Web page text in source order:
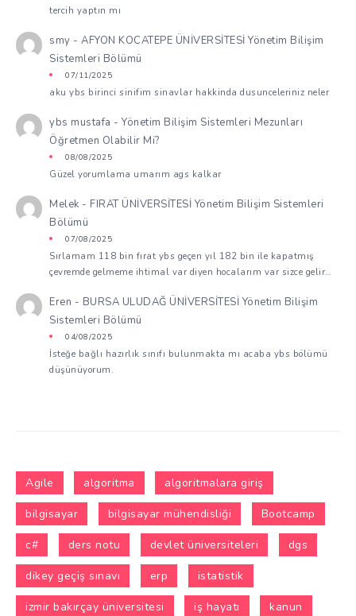
tercih yaptın mı
smy -AFYON KOCATEPE ÜNİVERSİTESİ Yönetim Bilişim
Sistemleri Bölümü
07/11/2025
aku ybs birinci sinifim sinavlar hakkinda dusunceleriniz neler
ybs mustafa -Yönetim Bilişim Sistemleri Mezunları
Öğretmen Olabilir Mi?
08/08/2025
Güzel yorumlama umarım ags kalkar
Melek - FIRAT ÜNİVERSİTESİ Yönetim Bilişim Sistemleri
Bölümü
07/08/2025
Sırlamam 118 bin fırat ybs geçen yıl 182 bin ile kapatmış
çevremde gelmeme ihtimal var diyen hocalarım var sizce gelir…
Eren - BURSA ULUDAĞ ÜNİVERSİTESİ Yönetim Bilişim
Sistemleri Bölümü
04/08/2025
İsteğe bağlı hazırlık sınıfı bulunmakta mı acaba ybs bölümü
düşünüyorum.
Agile algoritma algoritmalara giriş
bilgisayar bilgisayar mühendisliği Bootcamp
c# ders notu devlet üniversiteleri dgs
dikey geçiş sınavı erp istatistik
izmir bakırçay üniversitesi iş hayatı kanun